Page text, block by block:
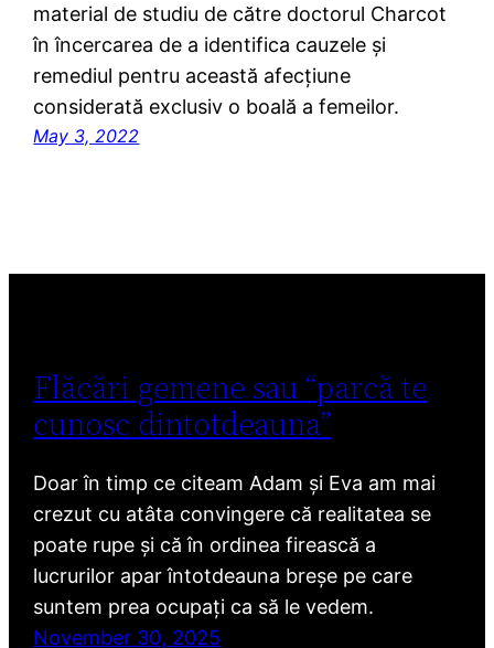
material de studiu de către doctorul Charcot
în încercarea de a identifica cauzele și
remediul pentru această afecțiune
considerată exclusiv o boală a femeilor.
May 3, 2022
Flăcări gemene sau “parcă te
cunosc dintotdeauna”
Doar în timp ce citeam Adam și Eva am mai
crezut cu atâta convingere că realitatea se
poate rupe și că în ordinea firească a
lucrurilor apar întotdeauna breșe pe care
suntem prea ocupați ca să le vedem.
November 30, 2025